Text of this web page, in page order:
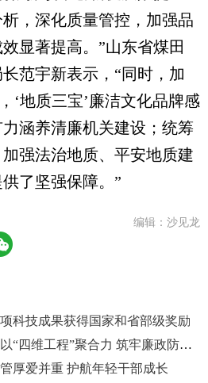
，深化质量管控，加强品
显著提高。”山东省煤田
范宇新表示，“同时，加
‘地质三宝’廉洁文化品牌感
涵养清廉机关建设；统筹
强法治地质、平安地质建
了坚强保障。”
编辑：沙见龙
科技成果获得国家和省部级奖励
山东省煤田地质局一队：以“四维工程”聚合力 筑牢廉政防线护航高质量发展
厚爱并重 护航年轻干部成长